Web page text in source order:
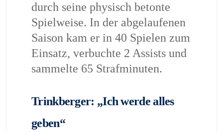
durch seine physisch betonte
Spielweise. In der abgelaufenen
Saison kam er in 40 Spielen zum
Einsatz, verbuchte 2 Assists und
sammelte 65 Strafminuten.
Trinkberger: „Ich werde alles
geben“